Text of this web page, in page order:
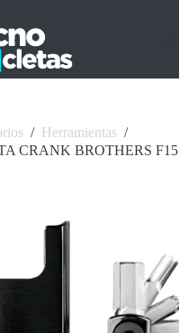
/ Herramientas /
CRANK BROTHERS F15